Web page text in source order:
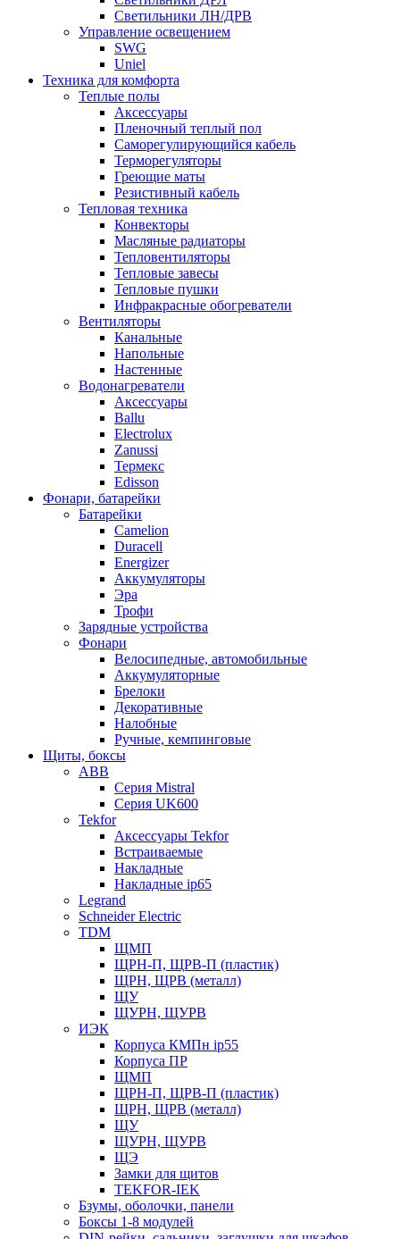
Светильники ЛН/ДРВ
Управление освещением
SWG
Uniel
Техника для комфорта
Теплые полы
Аксессуары
Пленочный теплый пол
Саморегулирующийся кабель
Терморегуляторы
Греющие маты
Резистивный кабель
Тепловая техника
Конвекторы
Масляные радиаторы
Тепловентиляторы
Тепловые завесы
Тепловые пушки
Инфракрасные обогреватели
Вентиляторы
Канальные
Напольные
Настенные
Водонагреватели
Аксессуары
Ballu
Electrolux
Zanussi
Термекс
Edisson
Фонари, батарейки
Батарейки
Camelion
Duracell
Energizer
Аккумуляторы
Эра
Трофи
Зарядные устройства
Фонари
Велосипедные, автомобильные
Аккумуляторные
Брелоки
Декоративные
Налобные
Ручные, кемпинговые
Щиты, боксы
ABB
Серия Mistral
Серия UK600
Tekfor
Аксессуары Tekfor
Встраиваемые
Накладные
Накладные ip65
Legrand
Schneider Electric
TDM
ЩМП
ЩРН-П, ЩРВ-П (пластик)
ЩРН, ЩРВ (металл)
ЩУ
ЩУРН, ЩУРВ
ИЭК
Корпуса КМПн ip55
Корпуса ПР
ЩМП
ЩРН-П, ЩРВ-П (пластик)
ЩРН, ЩРВ (металл)
ЩУ
ЩУРН, ЩУРВ
ЩЭ
Замки для щитов
TEKFOR-IEK
Бзумы, оболочки, панели
Боксы 1-8 модулей